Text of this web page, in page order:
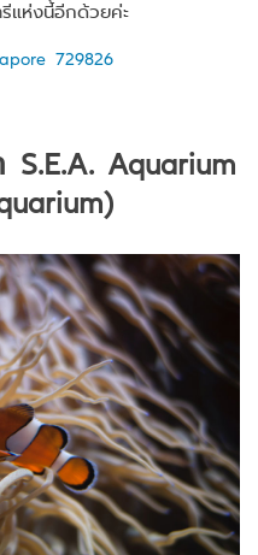
รีแห่งนี้อีกด้วยค่ะ
729826
Aquarium